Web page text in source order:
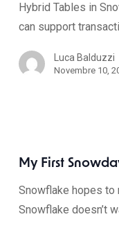
Hybrid Tables in
can support
Luca Balduzzi
Novembre 10,
My First
Snowflake hopes to
Snowflake doesn’t